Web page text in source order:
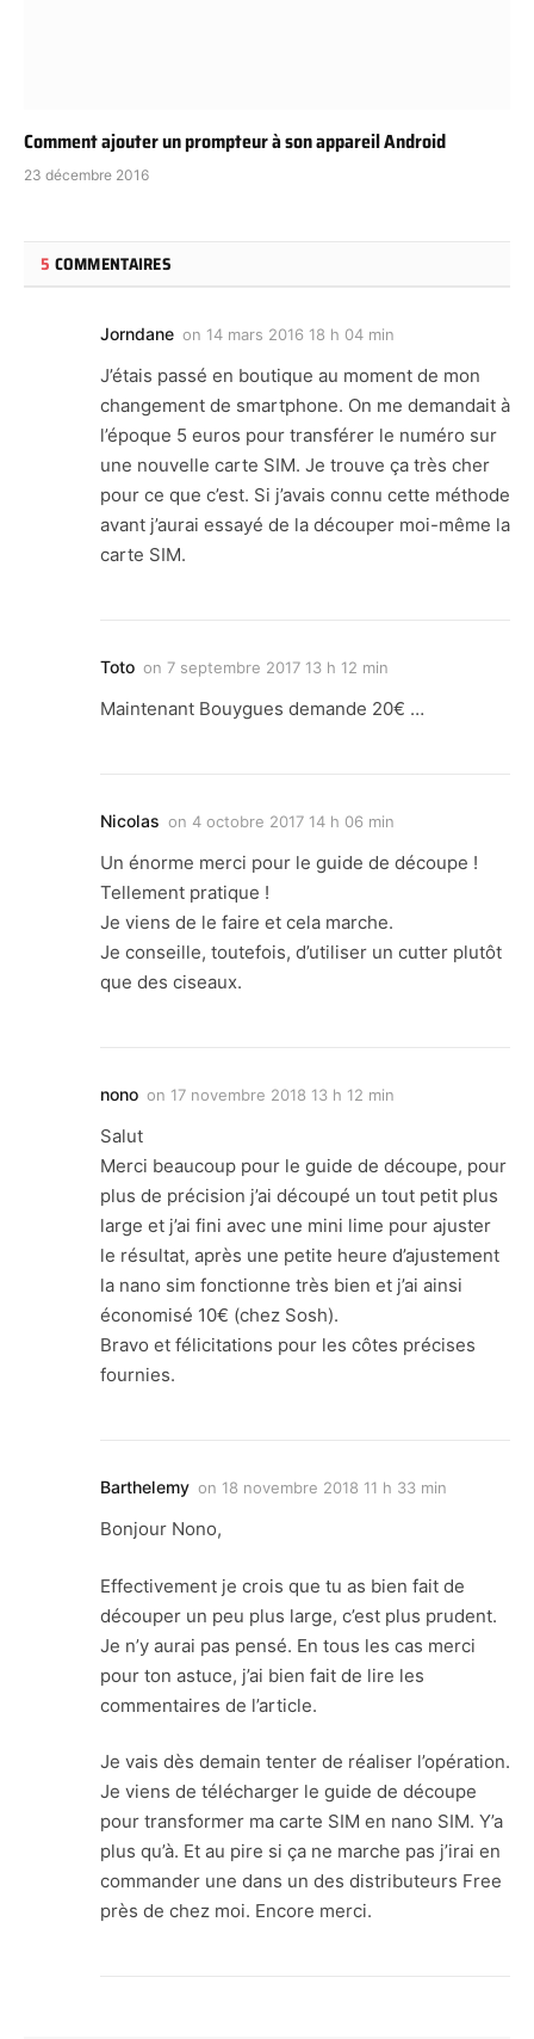
Comment ajouter un prompteur à son appareil Android
23 décembre 2016
5 COMMENTAIRES
Jorndane on 14 mars 2016 18 h 04 min
J’étais passé en boutique au moment de mon
changement de smartphone. On me demandait à
l’époque 5 euros pour transférer le numéro sur
une nouvelle carte SIM. Je trouve ça très cher
pour ce que c’est. Si j’avais connu cette méthode
avant j’aurai essayé de la découper moi-même la
carte SIM.
Toto on 7 septembre 2017 13 h 12 min
Maintenant Bouygues demande 20€ …
Nicolas on 4 octobre 2017 14 h 06 min
Un énorme merci pour le guide de découpe !
Tellement pratique !
Je viens de le faire et cela marche.
Je conseille, toutefois, d’utiliser un cutter plutôt
que des ciseaux.
nono on 17 novembre 2018 13 h 12 min
Salut
Merci beaucoup pour le guide de découpe, pour
plus de précision j’ai découpé un tout petit plus
large et j’ai fini avec une mini lime pour ajuster
le résultat, après une petite heure d’ajustement
la nano sim fonctionne très bien et j’ai ainsi
économisé 10€ (chez Sosh).
Bravo et félicitations pour les côtes précises
fournies.
Barthelemy on 18 novembre 2018 11 h 33 min
Bonjour Nono,
Effectivement je crois que tu as bien fait de
découper un peu plus large, c’est plus prudent.
Je n’y aurai pas pensé. En tous les cas merci
pour ton astuce, j’ai bien fait de lire les
commentaires de l’article.
Je vais dès demain tenter de réaliser l’opération.
Je viens de télécharger le guide de découpe
pour transformer ma carte SIM en nano SIM. Y’a
plus qu’à. Et au pire si ça ne marche pas j’irai en
commander une dans un des distributeurs Free
près de chez moi. Encore merci.